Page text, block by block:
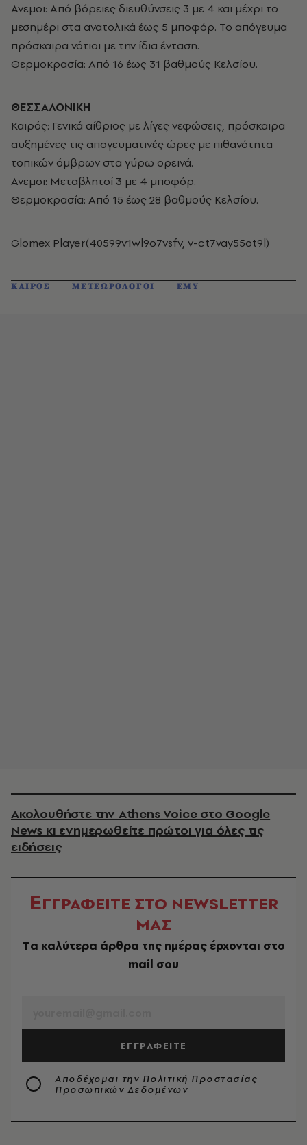
Ανεμοι: Από βόρειες διευθύνσεις 3 με 4 και μέχρι το
μεσημέρι στα ανατολικά έως 5 μποφόρ. Το απόγευμα
πρόσκαιρα νότιοι με την ίδια ένταση.
Θερμοκρασία: Από 16 έως 31 βαθμούς Κελσίου.
ΘΕΣΣΑΛΟΝΙΚΗ
Καιρός: Γενικά αίθριος με λίγες νεφώσεις, πρόσκαιρα
αυξημένες τις απογευματινές ώρες με πιθανότητα
τοπικών όμβρων στα γύρω ορεινά.
Ανεμοι: Μεταβλητοί 3 με 4 μποφόρ.
Θερμοκρασία: Από 15 έως 28 βαθμούς Κελσίου.
Glomex Player(40599v1wl9o7vsfv, v-ct7vay55ot9l)
ΚΑΙΡΟΣ ΜΕΤΕΩΡΟΛΟΓΟΙ ΕΜΥ
Ακολουθήστε την Athens Voice στο Google
News κι ενημερωθείτε πρώτοι για όλες τις
ειδήσεις
ΕΓΓΡΑΦΕΙΤΕ ΣΤΟ NEWSLETTER
ΜΑΣ
Tα καλύτερα άρθρα της ημέρας έρχονται στο
mail σου
ΕΓΓΡΑΦΕΙΤΕ
Αποδέχομαι την Πολιτική Προστασίας
Προσωπικών Δεδομένων